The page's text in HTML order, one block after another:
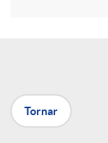
XTornar